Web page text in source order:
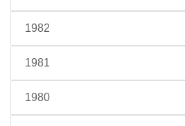
1982
1981
1980